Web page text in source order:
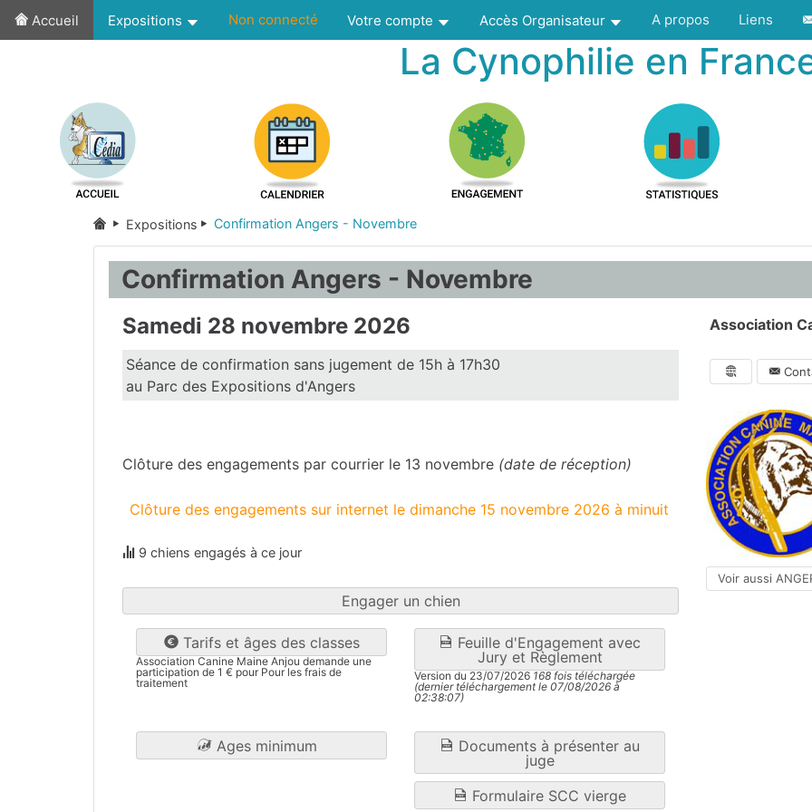
Accueil Expositions Non connecté Votre compte Accès Organisateur A propos Liens
La Cynophilie en
Expositions Confirmation Angers - Novembre
Confirmation Angers - Novembre
Samedi 28 novembre 2026
Séance de confirmation sans jugement de 15h à 17h30
au Parc des Expositions d'Angers
Clôture des engagements par courrier le 13 novembre (date de réception)
Clôture des engagements sur internet le dimanche 15 novembre 2026 à minuit
9 chiens engagés à ce jour
Engager un chien
Tarifs et âges des classes
Association Canine Maine Anjou demande une
participation de 1 € pour Pour les frais de
traitement
Feuille d'Engagement avec
Jury et Règlement
Version du 23/07/2026 168 fois téléchargée
(dernier téléchargement le 07/08/2026 à
02:38:07)
Ages minimum
Documents à présenter au
juge
Formulaire SCC vierge
Association
Voir aussi